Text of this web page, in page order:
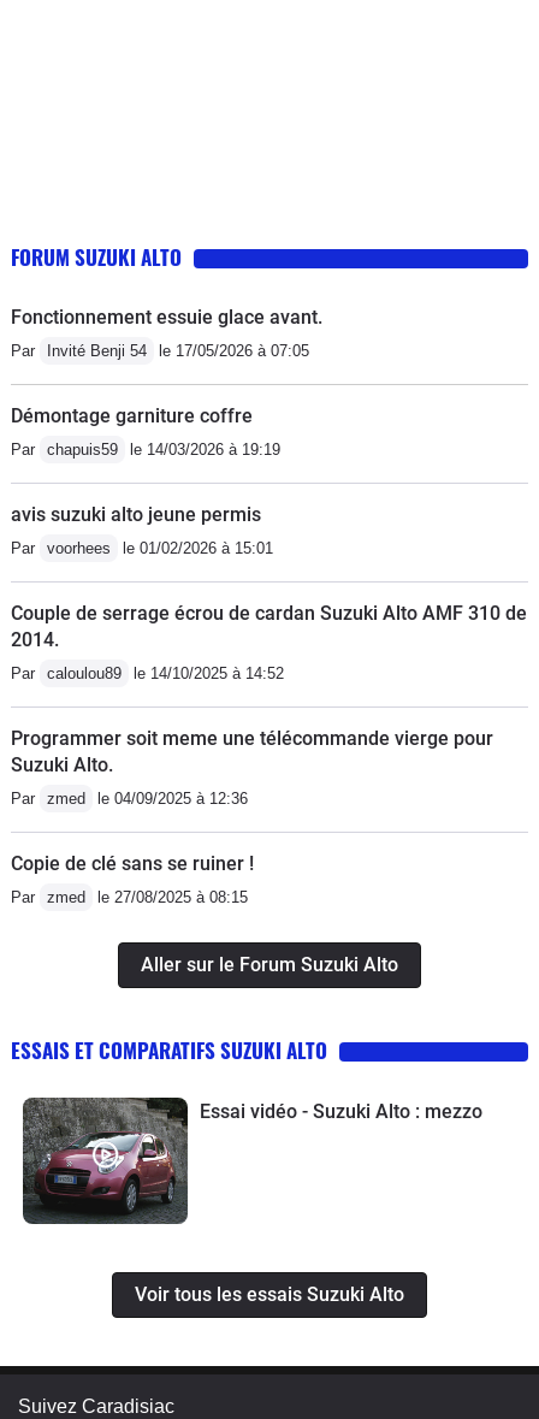
pour se servir dans le coffre.Elle
plus l'hiver à cause du chauffage.C'est
une citadine en revanche,ne pas lui en
FORUM SUZUKI ALTO
Fonctionnement essuie glace avant.
Par Invité Benji 54 le 17/05/2026 à 07:05
Démontage garniture coffre
Par chapuis59 le 14/03/2026 à 19:19
avis suzuki alto jeune permis
Par voorhees le 01/02/2026 à 15:01
Couple de serrage écrou de cardan Suzuki Alto AMF 310 de
2014.
Par caloulou89 le 14/10/2025 à 14:52
Programmer soit meme une télécommande vierge pour
Suzuki Alto.
Par zmed le 04/09/2025 à 12:36
Copie de clé sans se ruiner !
Par zmed le 27/08/2025 à 08:15
Aller sur le Forum Suzuki Alto
ESSAIS ET COMPARATIFS SUZUKI ALTO
Essai vidéo - Suzuki Alto : mezzo
Voir tous les essais Suzuki Alto
Suivez Caradisiac